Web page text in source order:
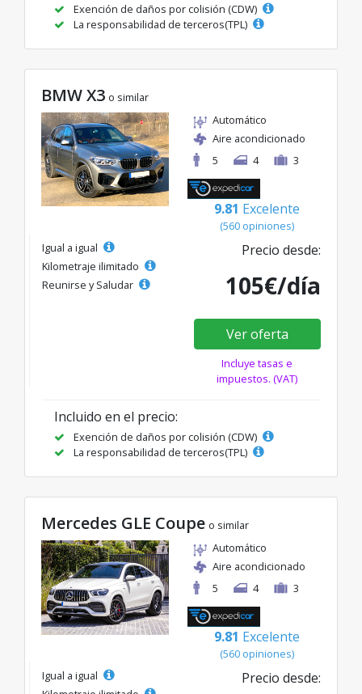
Exención de daños por colisión (CDW)
La responsabilidad de terceros(TPL)
BMW X3 o similar
Automático
Aire acondicionado
5
4 3
9.81 Excelente
(560 opiniones)
Igual a igual
Kilometraje ilimitado
Reunirse y Saludar
Precio desde:
105€/día
Ver oferta
Incluye tasas e
impuestos. (VAT)
Incluido en el precio:
Exención de daños por colisión (CDW)
La responsabilidad de terceros(TPL)
Mercedes GLE Coupe o similar
Automático
Aire acondicionado
5
4 3
9.81 Excelente
(560 opiniones)
Igual a igual
Precio desde: